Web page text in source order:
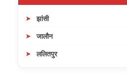
झांसी
जालौन
ललितपुर